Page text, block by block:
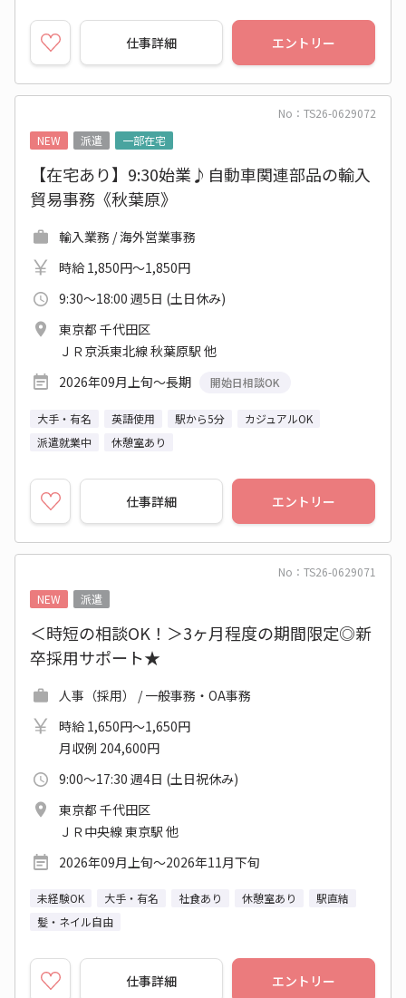
仕事詳細 エントリー
No：TS26-0629072
NEW
派遣 一部在宅
【在宅あり】9:30始業♪自動車関連部品の輸入
貿易事務《秋葉原》
輸入業務 / 海外営業事務
時給 1,850円～1,850円
9:30～18:00 週5日 (土日休み)
東京都 千代田区
ＪＲ京浜東北線 秋葉原駅 他
2026年09月上旬～長期
開始日相談OK
大手・有名 英語使用 駅から5分
カジュアルOK
派遣就業中
休憩室あり
仕事詳細 エントリー
No：TS26-0629071
NEW
派遣
＜時短の相談OK！＞3ヶ月程度の期間限定◎新
卒採用サポート★
人事（採用） / 一般事務・OA事務
時給 1,650円～1,650円
月収例 204,600円
9:00～17:30 週4日 (土日祝休み)
東京都 千代田区
ＪＲ中央線 東京駅 他
2026年09月上旬～2026年11月下旬
未経験OK 大手・有名 社食あり 休憩室あり
駅直結
髪・ネイル自由
仕事詳細 エントリー